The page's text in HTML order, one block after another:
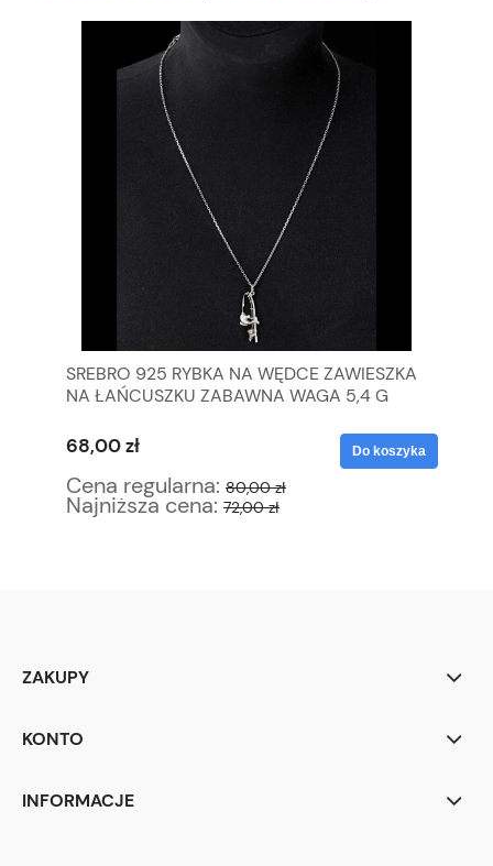
SREBRO 925 RYBKA NA WĘDCE ZAWIESZKA
NA ŁAŃCUSZKU ZABAWNA WAGA 5,4 G
68,00 zł
Cena regularna: 80,00 zł
Najniższa cena: 72,00 zł
Do koszyka
ZAKUPY
KONTO
INFORMACJE